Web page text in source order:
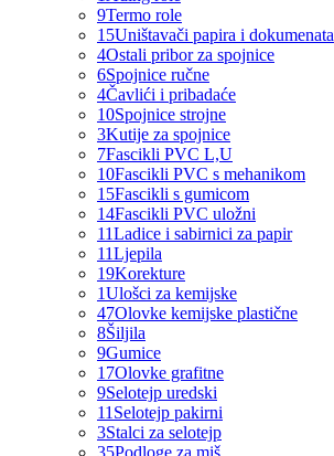
9Termo role
15Uništavači papira i dokumenata
4Ostali pribor za spojnice
6Spojnice ručne
4Čavlići i pribadaće
10Spojnice strojne
3Kutije za spojnice
7Fascikli PVC L,U
10Fascikli PVC s mehanikom
15Fascikli s gumicom
14Fascikli PVC uložni
11Ladice i sabirnici za papir
11Ljepila
19Korekture
1Ulošci za kemijske
47Olovke kemijske plastične
8Šiljila
9Gumice
17Olovke grafitne
9Selotejp uredski
11 Selotejp pakirni
3Stalci za selotejp
35Podloge za miš